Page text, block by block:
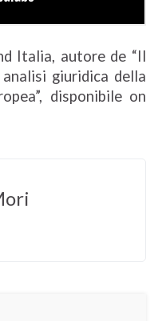
Italia, autore de “Il
giuridica della
disponibile on